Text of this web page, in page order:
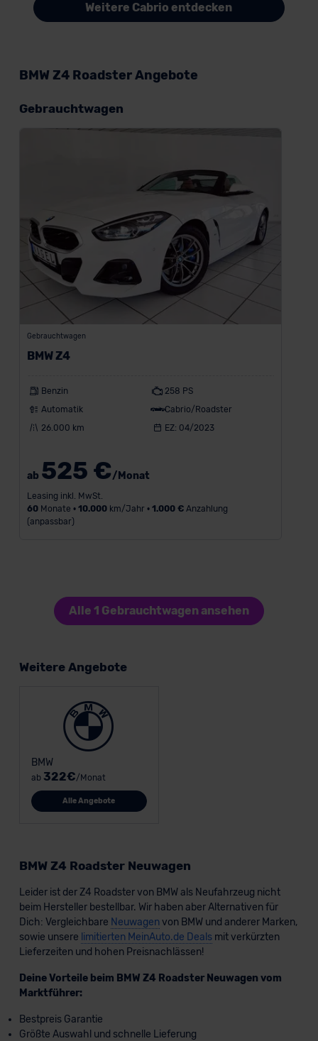
Weitere Cabrio entdecken
BMW Z4 Roadster Angebote
Gebrauchtwagen
Gebrauchtwagen
BMW Z4
Benzin
258 PS
Automatik
Cabrio/Roadster
26.000 km
EZ: 04/2023
ab 525 €/Monat
Leasing inkl. MwSt.
60Monate • 10.000km/Jahr • 1.000 €Anzahlung
(anpassbar)
Alle 1 Gebrauchtwagen ansehen
Weitere Angebote
BMW
ab 322€/Monat
Alle Angebote
BMW Z4 Roadster Neuwagen
Leider ist der Z4 Roadster von BMW als Neufahrzeug nicht
beim Hersteller bestellbar. Wir haben aber Alternativen für
Dich: Vergleichbare Neuwagenvon BMW und anderer Marken,
sowie unsere limitierten MeinAuto.de Dealsmit verkürzten
Lieferzeiten und hohen Preisnachlässen!
Deine Vorteile beim BMW Z4 Roadster Neuwagen vom
Marktführer:
Bestpreis Garantie
Größte Auswahl und schnelle Lieferung